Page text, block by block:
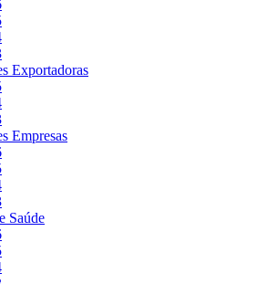
Exportadoras
Empresas
Saúde